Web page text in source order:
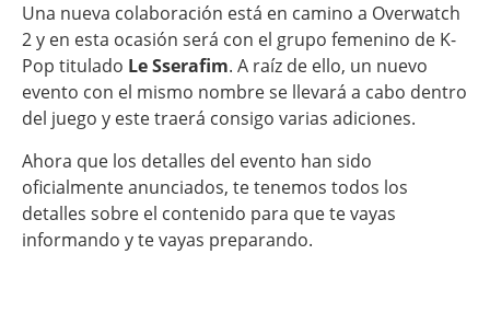
Una nueva colaboración está en camino a Overwatch
2 y en esta ocasión será con el grupo femenino de K-
Pop titulado Le Sserafim. A raíz de ello, un nuevo
evento con el mismo nombre se llevará a cabo dentro
del juego y este traerá consigo varias adiciones.
Ahora que los detalles del evento han sido
oficialmente anunciados, te tenemos todos los
detalles sobre el contenido para que te vayas
informando y te vayas preparando.